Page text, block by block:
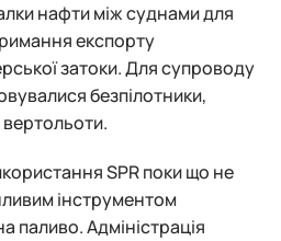
нафти між суднами для
експорту
затоки. Для супроводу
безпілотники,
вертольоти.
SPR поки що не
інструментом
паливо. Адміністрація